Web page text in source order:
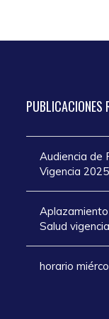
PUBLICACIONES
Audiencia de
Vigencia 2025
Salud
horario